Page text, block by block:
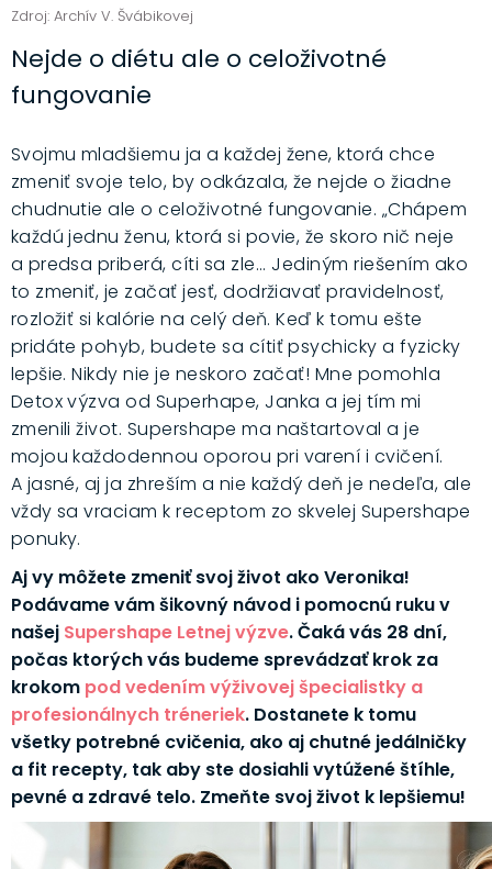
Zdroj: Archív V. Švábikovej
Nejde o diétu ale o celoživotné
fungovanie
Svojmu mladšiemu ja a každej žene, ktorá chce
zmeniť svoje telo, by odkázala, že nejde o žiadne
chudnutie ale o celoživotné fungovanie. „Chápem
každú jednu ženu, ktorá si povie, že skoro nič neje
a predsa priberá, cíti sa zle... Jediným riešením ako
to zmeniť, je začať jesť, dodržiavať pravidelnosť,
rozložiť si kalórie na celý deň. Keď k tomu ešte
pridáte pohyb, budete sa cítiť psychicky a fyzicky
lepšie.Nikdy nie je neskoro začať! Mne pomohla
Detox výzva od Superhape, Janka a jej tím mi
zmenili život. Supershape ma naštartoval a je
mojou každodennou oporou pri varení i cvičení.
A jasné, aj ja zhreším a nie každý deň je nedeľa, ale
vždy sa vraciam k receptom zo skvelej Supershape
ponuky.
Aj vy môžete zmeniť svoj život ako Veronika!
Podávame vám šikovný návod i pomocnú ruku v
našej Supershape Letnej výzve. Čaká vás 28 dní,
počas ktorých vás budeme sprevádzať krok za
krokom pod vedením výživovej špecialistky a
profesionálnych tréneriek. Dostanete k tomu
všetky potrebné cvičenia, ako aj chutné jedálničky
a fit recepty, tak aby ste dosiahli vytúžené štíhle,
pevné a zdravé telo. Zmeňte svoj život k lepšiemu!